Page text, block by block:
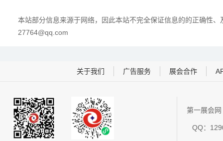
本站部分信息来源于网络，因此本站不完全保证信息的的正确性
27764@qq.com
关于我们 广告服务 展会合作
第一展会
QQ：